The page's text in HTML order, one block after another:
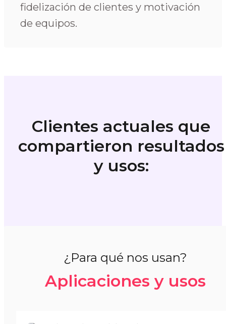
fidelización de clientes y motivación
de equipos.
Clientes actuales que
compartieron resultados
y usos:
¿Para qué nos usan?
Aplicaciones y usos